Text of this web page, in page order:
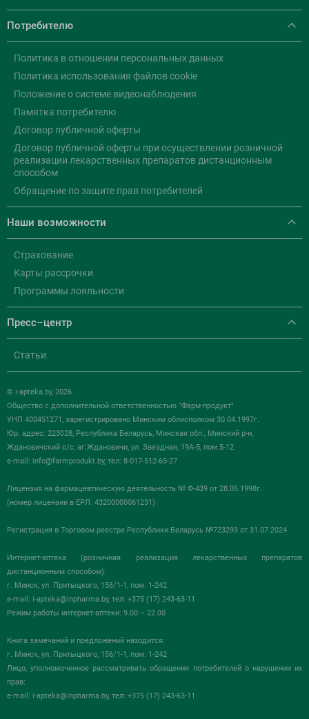
Потребителю
Политика в отношении персональных данных
Политика использования файлов cookie
Положение о системе видеонаблюдения
Памятка потребителю
Договор публичной оферты
Договор публичной оферты при осуществлении розничной
реализации лекарственных препаратов дистанционным
способом
Обращение по защите прав потребителей
Наши возможности
Страхование
Карты рассрочки
Программы лояльности
Пресс–центр
Статьи
© i-apteka.by, 2026 .
Общество с дополнительной ответственностью "Фарм-продукт"
УНП 400451271, зарегистрировано Минским облисполком 30.04.1997г.
Юр. адрес: 223028, Республика Беларусь, Минская обл., Минский р-н,
Ждановичский с/с, аг.Ждановичи, ул. Звездная, 19А-5, пом.5-12
e-mail: info@farmprodukt.by, тел: 8-017-512-65-27
Лицензия на фармацевтическую деятельность № Ф-439 от 28.05.1998г.
(номер лицензии в ЕРЛ: 43200000061231)
Регистрация в Торговом реестре Республики Беларусь №723293 от 31.07.2024
Интернет-аптека (розничная реализация лекарственных препаратов
дистанционным способом):
г. Минск, ул. Притыцкого, 156/1-1, пом. 1-242
e-mail: i-apteka@inpharma.by, тел: +375 (17) 243-63-11
Режим работы интернет-аптеки: 9.00 – 22.00
Книга замечаний и предложений находится:
г. Минск, ул. Притыцкого, 156/1-1, пом. 1-242
Лицо, уполномоченное рассматривать обращения потребителей о нарушении их
прав:
e-mail: i-apteka@inpharma.by, тел: +375 (17) 243-63-11